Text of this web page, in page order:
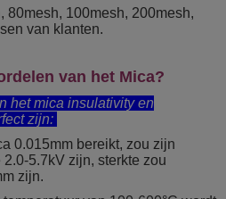
80mesh, 100mesh, 200mesh,
van klanten.
van het Mica?
het mica insulativity en
zijn:
0.015mm bereikt, zou zijn
5.7kV zijn, sterkte zou
zijn.